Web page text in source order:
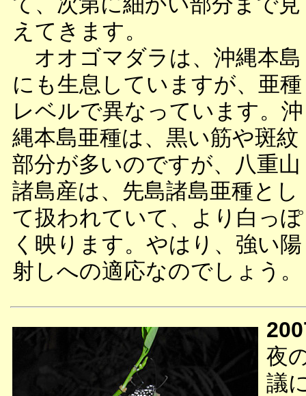
えてきます。
オオゴマダラは、沖縄本島
にも生息していますが、亜種
レベルで異なっています。沖
縄本島亜種は、黒い筋や斑紋
部分が多いのですが、八重山
諸島産は、先島諸島亜種とし
て扱われていて、より白っぽ
く映ります。やはり、強い陽
射しへの適応なのでしょう。
夜
議